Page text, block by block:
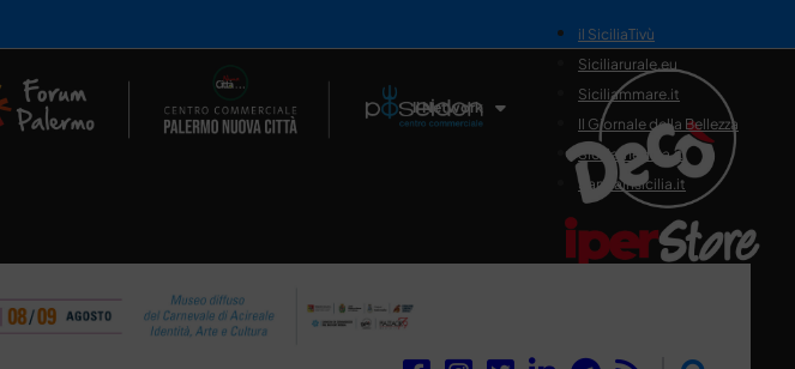
Il Network
il SiciliaTivù
Siciliarurale.eu
Siciliammare.it
Il Giornale della Bellezza
Siciliamedica.it
Sanitainsicilia.it